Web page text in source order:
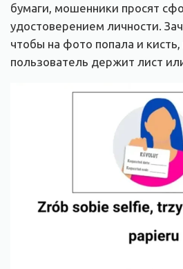
бумаги, мошенники просят
удостоверением личности.
чтобы на фото попала и
пользователь держит лист